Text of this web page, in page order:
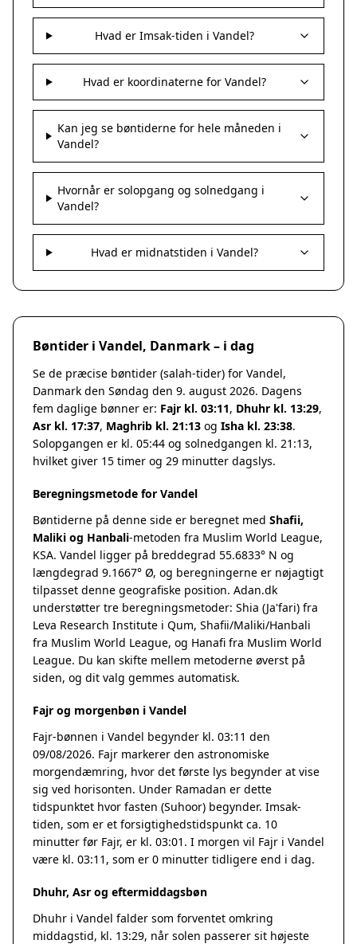
Hvad er Imsak-tiden i Vandel?
Hvad er koordinaterne for Vandel?
Kan jeg se bøntiderne for hele måneden i
Vandel?
Hvornår er solopgang og solnedgang i
Vandel?
Hvad er midnatstiden i Vandel?
Bøntider i Vandel, Danmark – i dag
Se de præcise bøntider (salah-tider) for Vandel,
Danmark den Søndag den 9. august 2026. Dagens
fem daglige bønner er: Fajr kl. 03:11, Dhuhr kl. 13:29,
Asr kl. 17:37, Maghrib kl. 21:13 og Isha kl. 23:38.
Solopgangen er kl. 05:44 og solnedgangen kl. 21:13,
hvilket giver 15 timer og 29 minutter dagslys.
Beregningsmetode for Vandel
Bøntiderne på denne side er beregnet med Shafii,
Maliki og Hanbali-metoden fra Muslim World League,
KSA. Vandel ligger på breddegrad 55.6833° N og
længdegrad 9.1667° Ø, og beregningerne er nøjagtigt
tilpasset denne geografiske position. Adan.dk
understøtter tre beregningsmetoder: Shia (Ja'fari) fra
Leva Research Institute i Qum, Shafii/Maliki/Hanbali
fra Muslim World League, og Hanafi fra Muslim World
League. Du kan skifte mellem metoderne øverst på
siden, og dit valg gemmes automatisk.
Fajr og morgenbøn i Vandel
Fajr-bønnen i Vandel begynder kl. 03:11 den
09/08/2026. Fajr markerer den astronomiske
morgendæmring, hvor det første lys begynder at vise
sig ved horisonten. Under Ramadan er dette
tidspunktet hvor fasten (Suhoor) begynder. Imsak-
tiden, som er et forsigtighedstidspunkt ca. 10
minutter før Fajr, er kl. 03:01. I morgen vil Fajr i Vandel
være kl. 03:11, som er 0 minutter tidligere end i dag.
Dhuhr, Asr og eftermiddagsbøn
Dhuhr i Vandel falder som forventet omkring
middagstid, kl. 13:29, når solen passerer sit højeste